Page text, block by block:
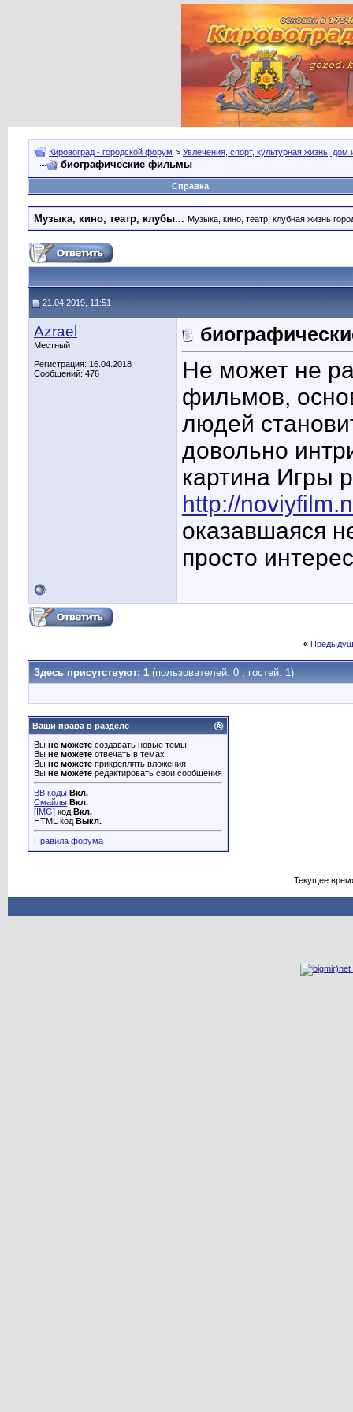
Кировоград - городской форум > Увлечения, спорт, культурная жизнь, дом
биографические фильмы
Справка
Музыка, кино, театр, клубы... Музыка, кино, театр, клубная жизнь
21.04.2019, 11:51
Azrael
Местный
Регистрация: 16.04.2018
Сообщений: 476
Не может не
фильмов,
людей
довольно
картина Игры
http://
оказавшаяся
просто
«
Здесь присутствуют: 1 (пользователей: 0 , гостей: 1)
Ваши права в разделе
Вы не можете создавать новые темы
Вы не можете отвечать в темах
Вы не можете прикреплять вложения
Вы не можете редактировать свои сообщения
BB коды Вкл.
Смайлы Вкл.
[IMG] код Вкл.
HTML код Выкл.
Правила форума
Текущее